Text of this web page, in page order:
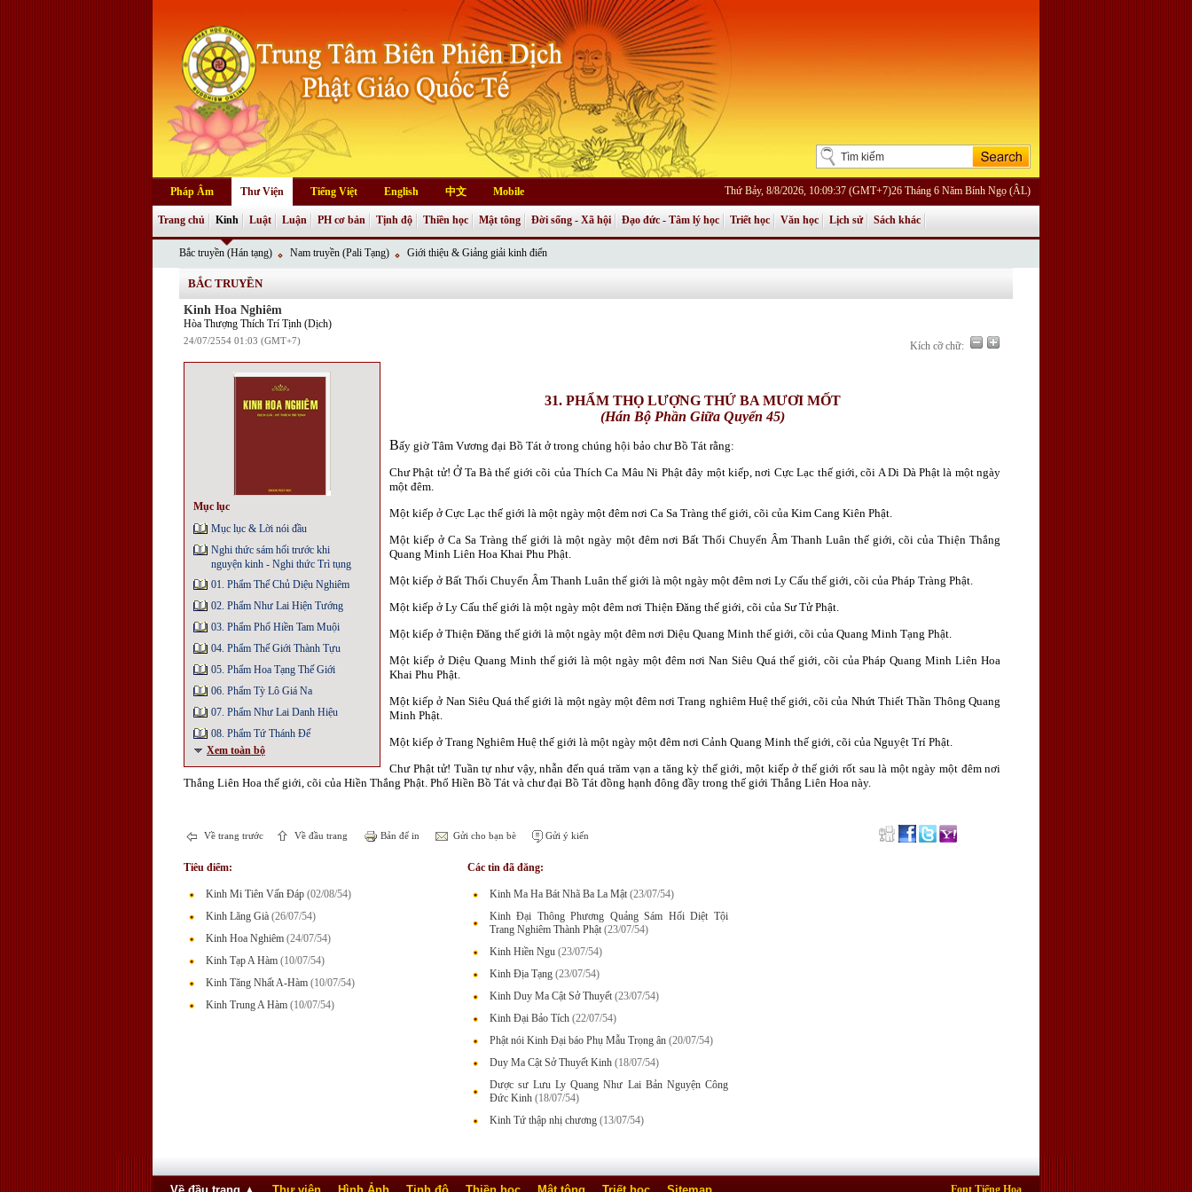
Pháp Âm Thư Viện Tiếng Việt English 中文 Mobile Thứ Bảy, 8/8/2026, 10:09:37 (GMT+7)26 Tháng 6 Năm Bính Ngọ (ÂL)
Trang chủ Kinh
Bắc truyền (Hán tạng) Nam truyền (Pali Tạng) Giới thiệu & Giảng giải kinh điển
Luật Luận PH cơ bản Tịnh độ Thiền học Mật tông Đời sống - Xã hội Đạo đức - Tâm lý học Triết học Văn học Lịch sử Sách khác
BẮC TRUYỀN
Kinh Hoa Nghiêm
Hòa Thượng Thích Trí Tịnh (Dịch)
24/07/2554 01:03 (GMT+7) Kích cỡ chữ:
Mục lục
Mục lục & Lời nói đầu
Nghi thức sám hối trước khi
nguyện kinh - Nghi thức Trì tụng
01. Phẩm Thế Chủ Diệu Nghiêm
02. Phẩm Như Lai Hiện Tướng
03. Phẩm Phổ Hiền Tam Muội
04. Phẩm Thế Giới Thành Tựu
05. Phẩm Hoa Tạng Thế Giới
06. Phẩm Tỳ Lô Giá Na
07. Phẩm Như Lai Danh Hiệu
08. Phẩm Tứ Thánh Đế
Xem toàn bộ
31. PHẨM THỌ LƯỢNG THỨ BA MƯƠI MỐT
(Hán Bộ Phần Giữa Quyển 45)
Bấy giờ Tâm Vương đại Bồ Tát ở trong chúng hội bảo chư Bồ Tát rằng:
Chư Phật tử! Ở Ta Bà thế giới cõi của Thích Ca Mâu Ni Phật đây một kiếp, nơi Cực Lạc thế giới, cõi A Di Dà Phật là một ngày
một đêm.
Một kiếp ở Cực Lạc thế giới là một ngày một đêm nơi Ca Sa Tràng thế giới, cõi của Kim Cang Kiên Phật.
Một kiếp ở Ca Sa Tràng thế giới là một ngày một đêm nơi Bất Thối Chuyển Âm Thanh Luân thế giới, cõi của Thiện Thắng
Quang Minh Liên Hoa Khai Phu Phật.
Một kiếp ở Bất Thối Chuyển Âm Thanh Luân thế giới là một ngày một đêm nơi Ly Cấu thế giới, cõi của Pháp Tràng Phật.
Một kiếp ở Ly Cấu thế giới là một ngày một đêm nơi Thiện Ðăng thế giới, cõi của Sư Tử Phật.
Một kiếp ở Thiện Ðăng thế giới là một ngày một đêm nơi Diệu Quang Minh thế giới, cõi của Quang Minh Tạng Phật.
Một kiếp ở Diệu Quang Minh thế giới là một ngày một đêm nơi Nan Siêu Quá thế giới, cõi của Pháp Quang Minh Liên Hoa
Khai Phu Phật.
Một kiếp ở Nan Siêu Quá thế giới là một ngày một đêm nơi Trang nghiêm Huệ thế giới, cõi của Nhứt Thiết Thần Thông Quang
Minh Phật.
Một kiếp ở Trang Nghiêm Huệ thế giới là một ngày một đêm nơi Cảnh Quang Minh thế giới, cõi của Nguyệt Trí Phật.
Chư Phật tử! Tuần tự như vậy, nhẫn đến quá trăm vạn a tăng kỳ thế giới, một kiếp ở thế giới rốt sau là một ngày một đêm nơi
Thắng Liên Hoa thế giới, cõi của Hiền Thắng Phật. Phổ Hiền Bồ Tát và chư đại Bồ Tát đồng hạnh đông đầy trong thế giới Thắng Liên Hoa này.
Về trang trước Về đầu trang Bản để in Gửi cho bạn bè Gửi ý kiến
Tiêu điểm:
Kinh Mi Tiên Vấn Đáp (02/08/54)
Kinh Lăng Già (26/07/54)
Kinh Hoa Nghiêm (24/07/54)
Kinh Tạp A Hàm (10/07/54)
Kinh Tăng Nhất A-Hàm (10/07/54)
Kinh Trung A Hàm (10/07/54)
Các tin đã đăng:
Kinh Ma Ha Bát Nhã Ba La Mật (23/07/54)
Kinh Đại Thông Phương Quảng Sám Hối Diệt Tội
Trang Nghiêm Thành Phật (23/07/54)
Kinh Hiền Ngu (23/07/54)
Kinh Địa Tạng (23/07/54)
Kinh Duy Ma Cật Sở Thuyết (23/07/54)
Kinh Đại Bảo Tích (22/07/54)
Phật nói Kinh Đại báo Phụ Mẫu Trọng ân (20/07/54)
Duy Ma Cật Sở Thuyết Kinh (18/07/54)
Dược sư Lưu Ly Quang Như Lai Bản Nguyện Công
Đức Kinh (18/07/54)
Kinh Tứ thập nhị chương (13/07/54)
Font Tiếng Hoa